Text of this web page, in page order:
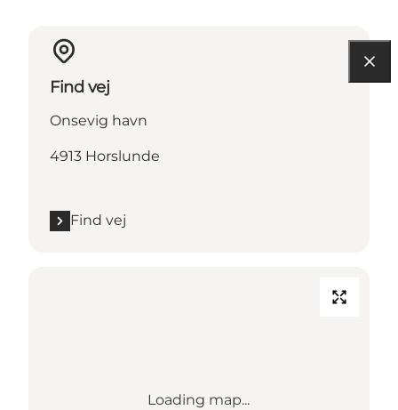
Find vej
Onsevig havn
4913 Horslunde
Find vej
Loading map...